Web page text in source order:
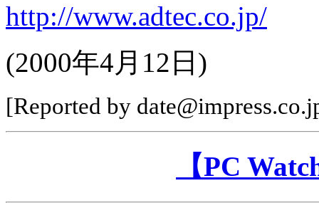
http://www.adtec.co.jp/
(2000年4月12日)
[Reported by
【PC